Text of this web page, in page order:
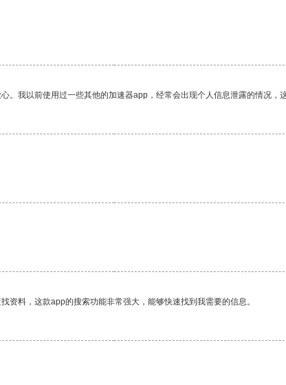
我以前使用过一些其他的加速器app，经常会出现个人信息泄露的情况，
料，这款app的搜索功能非常强大，能够快速找到我需要的信息。